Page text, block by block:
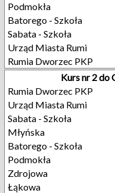
Podmokła
Batorego - Szkoła
Sabata - Szkoła
Urząd Miasta Rumi
Rumia Dworzec PKP
Kurs nr 2 do
Rumia Dworzec PKP
Urząd Miasta Rumi
Sabata - Szkoła
Młyńska
Batorego - Szkoła
Podmokła
Zdrojowa
Łąkowa